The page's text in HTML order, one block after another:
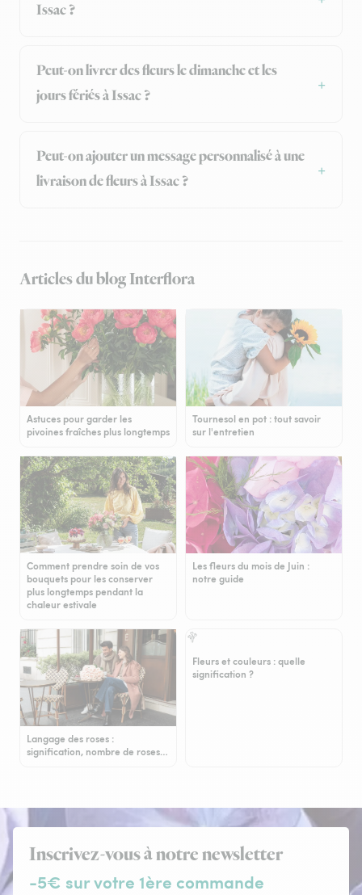
Issac ?
Peut-on livrer des fleurs le dimanche et les
jours fériés à Issac ?
Peut-on ajouter un message personnalisé à une
livraison de fleurs à Issac ?
Articles du blog Interflora
Astuces pour garder les
pivoines fraîches plus longtemps
Tournesol en pot : tout savoir
sur l'entretien
Comment prendre soin de vos
bouquets pour les conserver
plus longtemps pendant la
chaleur estivale
Les fleurs du mois de Juin :
notre guide
Langage des roses :
signification, nombre de roses…
Fleurs et couleurs : quelle
signification ?
Inscrivez-vous à notre newsletter
-5€ sur votre 1ère commande